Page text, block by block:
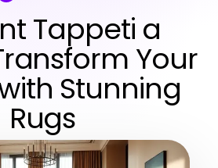
Tappeti a
Your
Stunning
Rugs